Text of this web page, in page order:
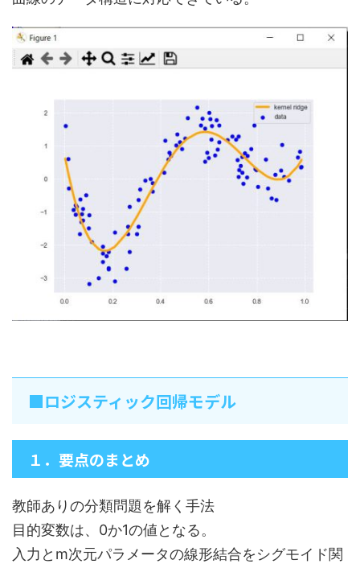
■ロジスティック回帰モデル
１．要点のまとめ
教師ありの分類問題を解く手法
目的変数は、0か1の値となる。
入力とm次元パラメータの線形結合をシグモイド関